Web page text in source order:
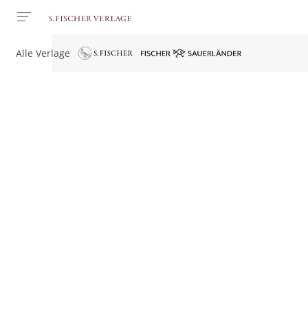
Alle Verlage